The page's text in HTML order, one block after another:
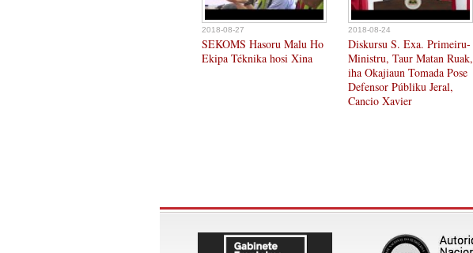
2018-08-27
SEKOMS Hasoru Malu Ho
Ekipa Téknika hosi Xina
2018-08-24
Diskursu S. Exa. Primeiru-
Ministru, Taur Matan Ruak,
iha Okajiaun Tomada Pose
Defensor Públiku Jeral,
Cancio Xavier